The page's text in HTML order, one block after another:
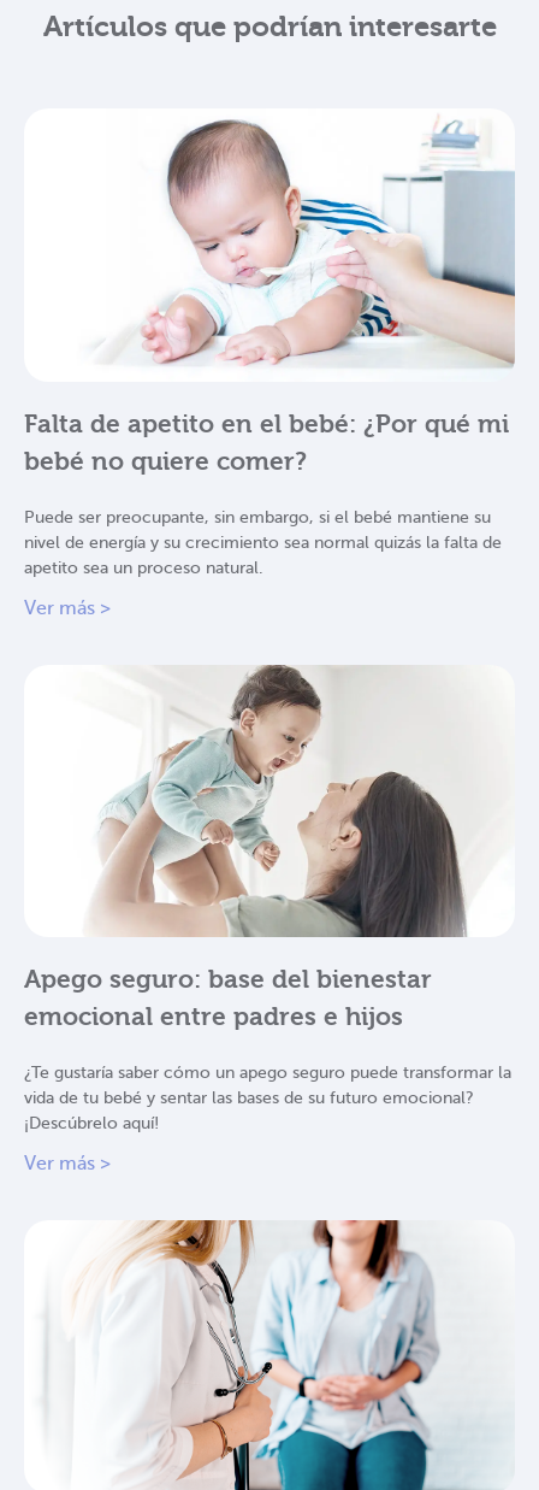
Artículos que podrían interesarte
Falta de apetito en el bebé: ¿Por qué mi
bebé no quiere comer?
Puede ser preocupante, sin embargo, si el bebé mantiene su
nivel de energía y su crecimiento sea normal quizás la falta de
apetito sea un proceso natural.
Ver más >
Apego seguro: base del bienestar
emocional entre padres e hijos
¿Te gustaría saber cómo un apego seguro puede transformar la
vida de tu bebé y sentar las bases de su futuro emocional?
¡Descúbrelo aquí!
Ver más >